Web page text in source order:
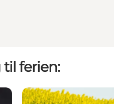
til ferien: